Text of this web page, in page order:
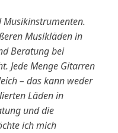
Musikinstrumenten.
Musikläden in
Beratung bei
Jede Menge Gitarren
– das kann weder
Läden in
und die
ich mich